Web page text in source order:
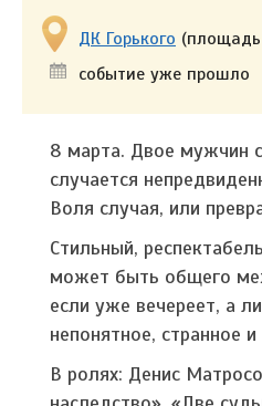
ДК Горького
событие уже прошло
8 марта. Двое
случается
Воля случая, или
Стильный,
может быть общего
если уже вечереет, а
непонятное, странное
В ролях: Денис